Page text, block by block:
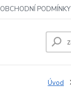
OBCHODNÍ PODMÍNKY
Úvod